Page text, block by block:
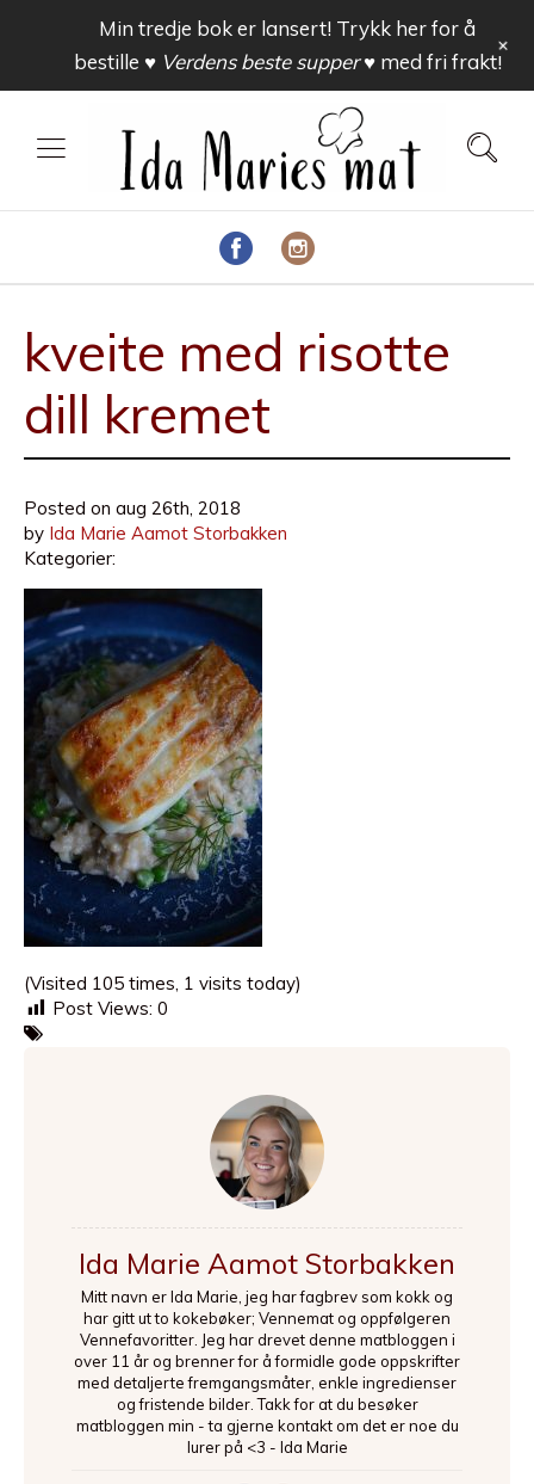
kveite med risotte
dill kremet
Posted on aug 26th, 2018
by Ida Marie Aamot Storbakken
Kategorier:
(Visited 105 times, 1 visits today)
Post Views: 0
Ida Marie Aamot Storbakken
Mitt navn er Ida Marie, jeg har fagbrev som kokk og
har gitt ut to kokebøker; Vennemat og oppfølgeren
Vennefavoritter. Jeg har drevet denne matbloggen i
over 11 år og brenner for å formidle gode oppskrifter
med detaljerte fremgangsmåter, enkle ingredienser
og fristende bilder. Takk for at du besøker
matbloggen min - ta gjerne kontakt om det er noe du
lurer på <3 - Ida Marie
Min tredje bok er lansert! Trykk her for å
bestille ♥ Verdens beste supper ♥med fri frakt!
+